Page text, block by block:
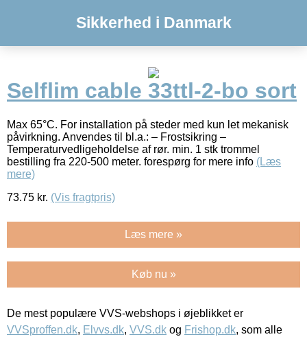
Sikkerhed i Danmark
Selflim cable 33ttl-2-bo sort
Max 65°C. For installation på steder med kun let mekanisk
påvirkning. Anvendes til bl.a.: – Frostsikring –
Temperaturvedligeholdelse af rør. min. 1 stk trommel
bestilling fra 220-500 meter. forespørg for mere info (Læs
mere)
73.75 kr. (Vis fragtpris)
Læs mere »
Køb nu »
De mest populære VVS-webshops i øjeblikket er
VVSproffen.dk, Elvvs.dk, VVS.dk og Frishop.dk, som alle